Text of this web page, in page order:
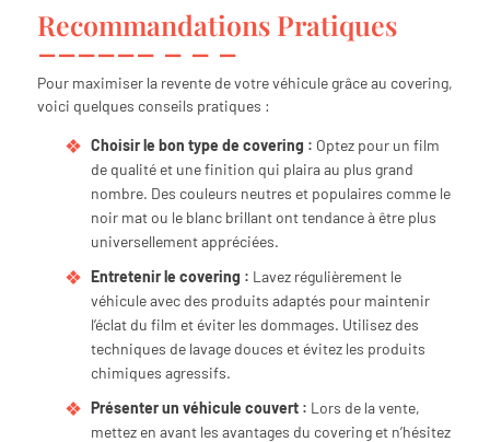
Recommandations Pratiques
Pour maximiser la revente de votre véhicule grâce au covering,
voici quelques conseils pratiques :
Choisir le bon type de covering : Optez pour un film
de qualité et une finition qui plaira au plus grand
nombre. Des couleurs neutres et populaires comme le
noir mat ou le blanc brillant ont tendance à être plus
universellement appréciées.
Entretenir le covering : Lavez régulièrement le
véhicule avec des produits adaptés pour maintenir
l’éclat du film et éviter les dommages. Utilisez des
techniques de lavage douces et évitez les produits
chimiques agressifs.
Présenter un véhicule couvert : Lors de la vente,
mettez en avant les avantages du covering et n’hésitez